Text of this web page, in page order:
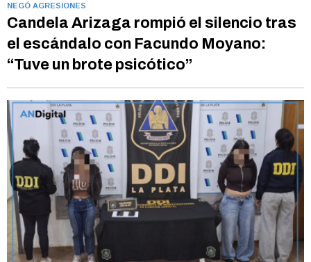
NEGÓ AGRESIONES
Candela Arizaga rompió el silencio tras
el escándalo con Facundo Moyano:
“Tuve un brote psicótico”